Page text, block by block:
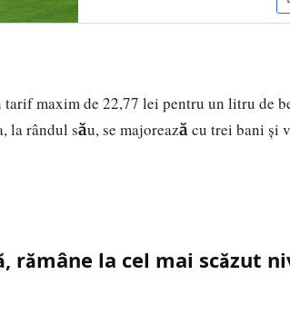
maxim de 22,77 lei pentru un litru de
rândul său, se majorează cu trei bani și
rămâne la cel mai scăzut